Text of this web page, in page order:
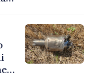
–